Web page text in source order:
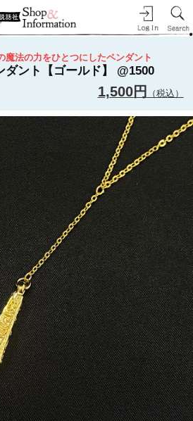
魔法の力をひとつにしたペンダント
ダント【ゴールド】 @1500
1,500円 （税込）